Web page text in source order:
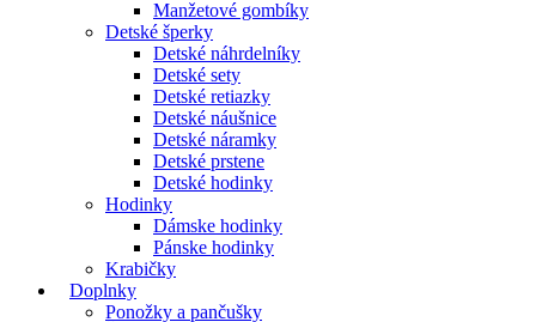
Manžetové gombíky
Detské šperky
Detské náhrdelníky
Detské sety
Detské retiazky
Detské náušnice
Detské náramky
Detské prstene
Detské hodinky
Hodinky
Dámske hodinky
Pánske hodinky
Krabičky
Doplnky
Ponožky a pančušky